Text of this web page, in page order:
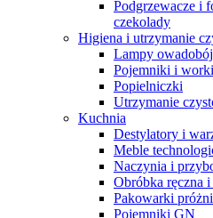
Podgrzewacze i
czekolady
Higiena i utrzymanie
Lampy
Pojemniki i
Popielniczki
Utrzymanie
Kuchnia
Destylatory i
Meble
Naczynia i
Obróbka ręczna i
Pakowarki
Pojemniki GN